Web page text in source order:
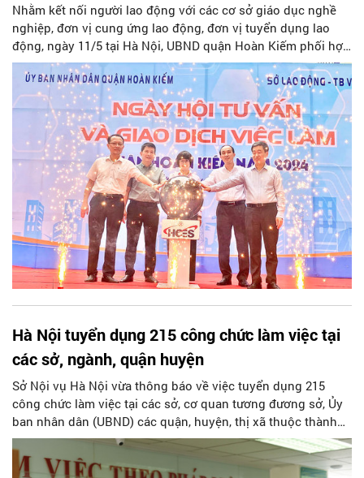
Nhằm kết nối người lao động với các cơ sở giáo dục nghề
nghiệp, đơn vị cung ứng lao động, đơn vị tuyển dụng lao
động, ngày 11/5 tại Hà Nội, UBND quận Hoàn Kiếm phối hợp
với Sở Lao động – Thương binh và Xã hội Hà Nội tổ chức
Ngày hội tư vấn và giao dịch việc làm năm 2024. Đây cũng là
dịp tư vấn định hướng nghề nghiệp cho các em học sinh
THCS, THPT trên địa bàn.
Hà Nội tuyển dụng 215 công chức làm việc tại
các sở, ngành, quận huyện
Sở Nội vụ Hà Nội vừa thông báo về việc tuyển dụng 215
công chức làm việc tại các sở, cơ quan tương đương sở, Ủy
ban nhân dân (UBND) các quận, huyện, thị xã thuộc thành
phố Hà Nội năm 2024.